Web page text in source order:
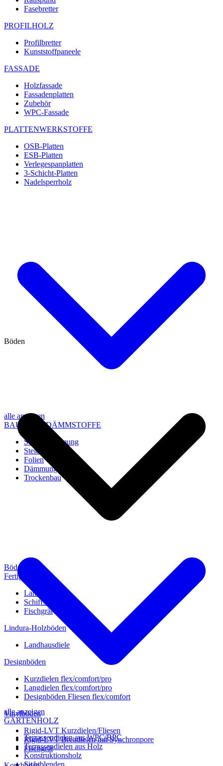
Fasebretter
PROFILHOLZ
Profilbretter
Kunststoffpaneele
FASSADE
Holzfassade
Fassadenplatten
Zubehör
WPC-Fassade
PLATTENWERKSTOFFE
OSB-Platten
ESB-Platten
Verlegespanplatten
3-Schicht-Platten
Nadelsperrholz
alle anzeigen
BAU- UND DÄMMSTOFFE
Steico Dämmung
Steico Zubehör
Folien
Dämmung
Trockenbau
alle anzeigen
GARTENHOLZ
Terrassendielen aus WPC/BPC
Terrassendielen aus Holz
Konstruktionsholz
Sichtblenden
Böden
Böden
Fertigparkett
Landhausdiele
Schiffsboden
Fischgrät
Lindura-Holzböden
Landhausdiele
Designböden
Kurzdielen flex/comfort/pro
Langdielen flex/comfort/pro
Designböden Fliesen flex/comfort
Vinylböden
Rigid-LVT Kurzdielen/Fliesen
Rigid-LVT Breitdielen mit Synchronpore
Fischgrät